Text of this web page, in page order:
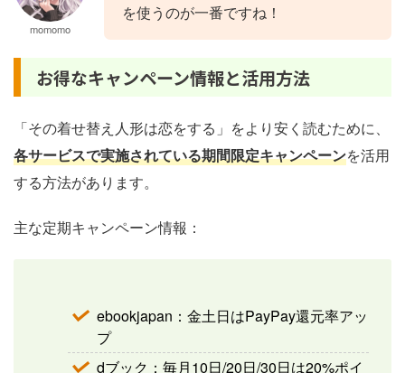
momomo
を使うのが一番ですね！
お得なキャンペーン情報と活用方法
「その着せ替え人形は恋をする」をより安く読むために、
各サービスで実施されている期間限定キャンペーンを活用
する方法があります。
主な定期キャンペーン情報：
ebookjapan：金土日はPayPay還元率アッ
プ
dブック：毎月10日/20日/30日は20%ポイ